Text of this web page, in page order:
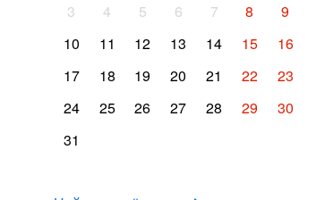
3
4 5 6 7 8
9
10
11 12 13 14 15
16
17
18 19 20 21 22
23
24
25 26 27 28 29
30
31